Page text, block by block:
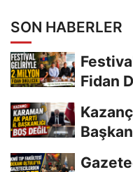
SON HABERLER
Fidan